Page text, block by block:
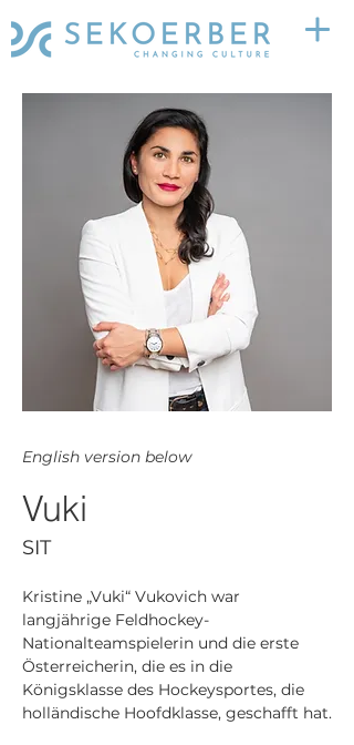
English version below
Vuki
SIT
Kristine „Vuki“ Vukovich war
langjährige Feldhockey-
Nationalteamspielerin und die erste
Österreicherin, die es in die
Königsklasse des Hockeysportes, die
holländische Hoofdklasse, geschafft hat.